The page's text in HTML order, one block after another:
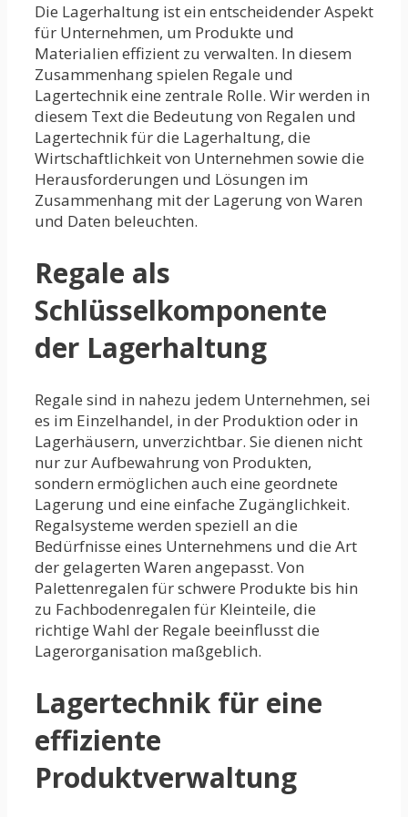
Die Lagerhaltung ist ein entscheidender Aspekt
für Unternehmen, um Produkte und
Materialien effizient zu verwalten. In diesem
Zusammenhang spielen Regale und
Lagertechnik eine zentrale Rolle. Wir werden in
diesem Text die Bedeutung von Regalen und
Lagertechnik für die Lagerhaltung, die
Wirtschaftlichkeit von Unternehmen sowie die
Herausforderungen und Lösungen im
Zusammenhang mit der Lagerung von Waren
und Daten beleuchten.
Regale als
Schlüsselkomponente
der Lagerhaltung
Regale sind in nahezu jedem Unternehmen, sei
es im Einzelhandel, in der Produktion oder in
Lagerhäusern, unverzichtbar. Sie dienen nicht
nur zur Aufbewahrung von Produkten,
sondern ermöglichen auch eine geordnete
Lagerung und eine einfache Zugänglichkeit.
Regalsysteme werden speziell an die
Bedürfnisse eines Unternehmens und die Art
der gelagerten Waren angepasst. Von
Palettenregalen für schwere Produkte bis hin
zu Fachbodenregalen für Kleinteile, die
richtige Wahl der Regale beeinflusst die
Lagerorganisation maßgeblich.
Lagertechnik für eine
effiziente
Produktverwaltung